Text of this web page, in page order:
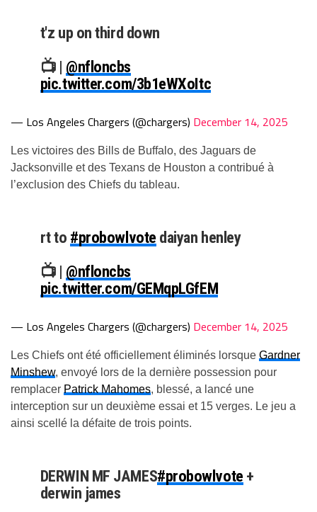
t'z up on third down
📺 | @nfloncbs
pic.twitter.com/3b1eWXoItc
— Los Angeles Chargers (@chargers) December 14, 2025
Les victoires des Bills de Buffalo, des Jaguars de
Jacksonville et des Texans de Houston a contribué à
l’exclusion des Chiefs du tableau.
rt to #probowlvote daiyan henley
📺 | @nfloncbs
pic.twitter.com/GEMqpLGfEM
— Los Angeles Chargers (@chargers) December 14, 2025
Les Chiefs ont été officiellement éliminés lorsque Gardner
Minshew, envoyé lors de la dernière possession pour
remplacer Patrick Mahomes, blessé, a lancé une
interception sur un deuxième essai et 15 verges. Le jeu a
ainsi scellé la défaite de trois points.
DERWIN MF JAMES#probowlvote +
derwin james